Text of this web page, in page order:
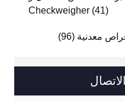
Checkweigher (41)
معدنية (96)